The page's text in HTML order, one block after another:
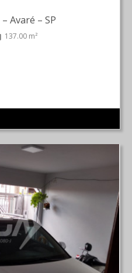
– Avaré – SP
137.00 m²